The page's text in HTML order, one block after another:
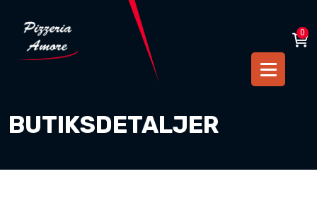
0
BUTIKSDETALJER